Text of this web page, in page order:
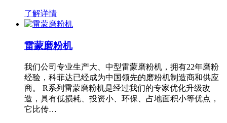
了解详情
雷蒙磨粉机
我们公司专业生产大、中型雷蒙磨粉机，拥有22年磨粉
经验，科菲达已经成为中国领先的磨粉机制造商和供应
商。 R系列雷蒙磨粉机是经过我们的专家优化升级改
造，具有低损耗、投资小、环保、占地面积小等优点，
它比传…